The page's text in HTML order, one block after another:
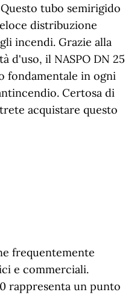
tubo semirigido
distribuzione
incendi. Grazie alla
d'uso, il NASPO DN 25
fondamentale in ogni
Certosa di
acquistare questo
frequentemente
e commerciali.
rappresenta un punto